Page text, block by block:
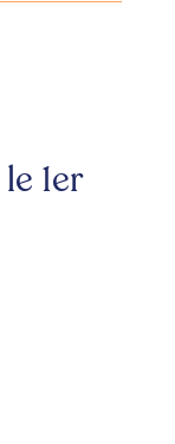
1er